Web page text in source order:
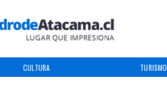
CULTURA TURISMO